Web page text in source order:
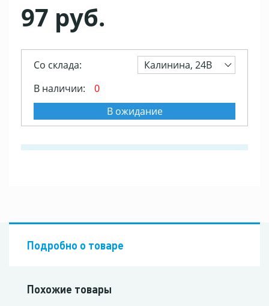
97 руб.
Со склада:
Калинина, 24В
В наличии:
0
В ожидание
Подробно о товаре
Похожие товары